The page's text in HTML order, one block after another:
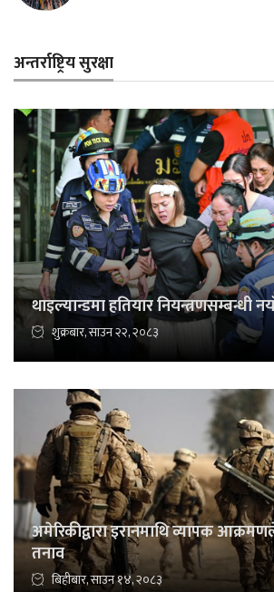
अन्तर्राष्ट्रिय सुरक्षा
थाइल्यान्डमा हतियार नियन्त्रणसम्बन्धी
शुक्रबार, साउन २२, २०८३
अमेरिकीद्वारा इरानमाथि व्यापक
तनाव
बिहीबार, साउन १४, २०८३